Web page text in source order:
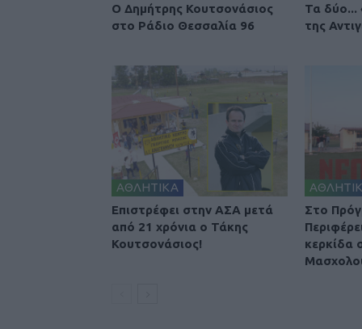
Ο Δημήτρης Κουτσονάσιος
στο Ράδιο Θεσσαλία 96
Τα δύο...
της
ΑΘΛΗΤΙΚΑ
Επιστρέφει στην ΑΣΑ μετά
από 21 χρόνια ο Τάκης
Κουτσονάσιος!
Στο
κερκίδα